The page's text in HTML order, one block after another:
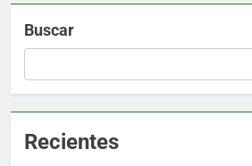
Buscar
Recientes